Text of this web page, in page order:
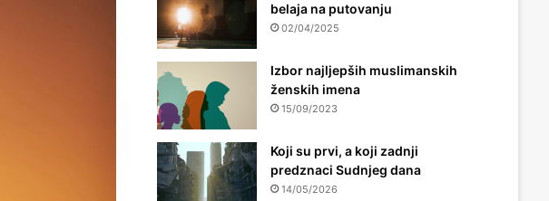
belaja na putovanju
02/04/2025
Izbor najljepših muslimanskih
ženskih imena
15/09/2023
Koji su prvi, a koji zadnji
predznaci Sudnjeg dana
14/05/2026